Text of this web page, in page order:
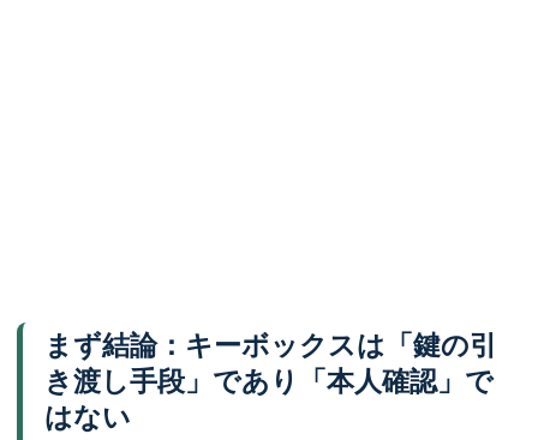
まず結論：キーボックスは「鍵の引
き渡し手段」であり「本人確認」で
はない